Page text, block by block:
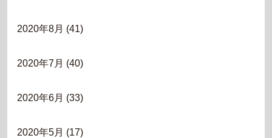
2020年8月 (41)
2020年7月 (40)
2020年6月 (33)
2020年5月 (17)